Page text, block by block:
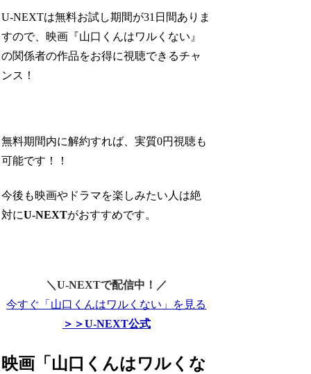
U-NEXTは無料お試し期間が31日間ありま
すので、映画『山口くんはワルくない』
の関係者の作品をお得に視聴できるチャ
ンス！
無料期間内に解約すれば、実質0円視聴も
可能です！！
今後も映画やドラマを楽しみたい人は絶
対にU-NEXTがおすすめです。
＼U-NEXTで配信中！／
今すぐ「山口くんはワルくない」を見る
＞＞U-NEXT公式
映画「山口くんはワルくな